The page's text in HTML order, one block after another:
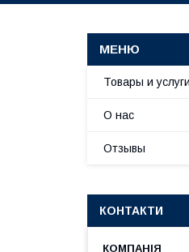
Товары и услуги
О нас
Отзывы
КОНТАКТИ